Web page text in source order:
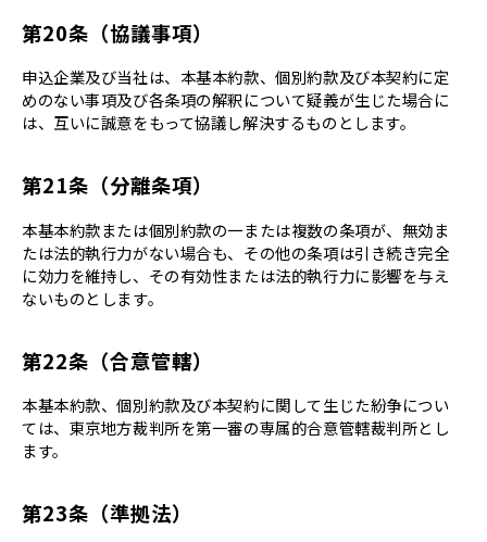
第20条（協議事項）
申込企業及び当社は、本基本約款、個別約款及び本契約に定
めのない事項及び各条項の解釈について疑義が生じた場合に
は、互いに誠意をもって協議し解決するものとします。
第21条（分離条項）
本基本約款または個別約款の一または複数の条項が、無効ま
たは法的執行力がない場合も、その他の条項は引き続き完全
に効力を維持し、その有効性または法的執行力に影響を与え
ないものとします。
第22条（合意管轄）
本基本約款、個別約款及び本契約に関して生じた紛争につい
ては、東京地方裁判所を第一審の専属的合意管轄裁判所とし
ます。
第23条（準拠法）